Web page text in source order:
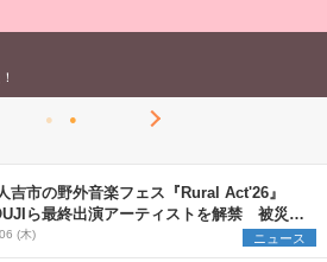
吉市の野外音楽フェス『Rural Act'26』
ら最終出演アーティストを解禁 被災地
ジェクトの始動も発表
(木) ニュース